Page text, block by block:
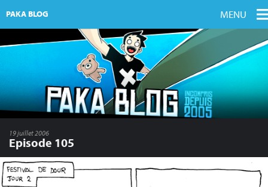
PAKA BLOG MENU
19 juillet 2006
Episode 105